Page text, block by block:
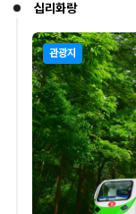
십리화랑
관광지